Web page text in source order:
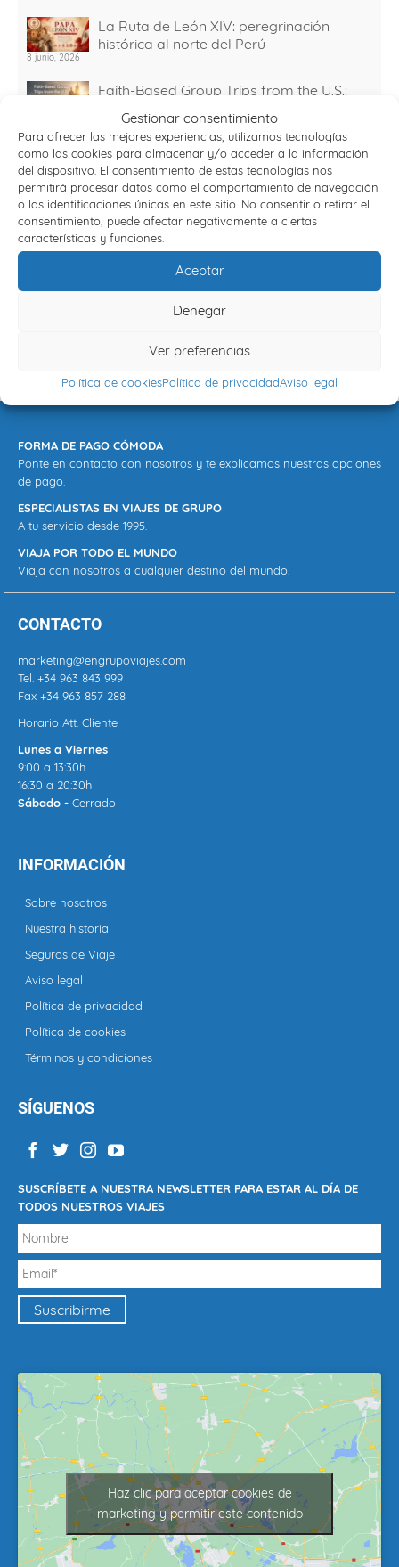
Gestionar consentimiento
Para ofrecer las mejores experiencias, utilizamos tecnologías
como las cookies para almacenar y/o acceder a la información
del dispositivo. El consentimiento de estas tecnologías nos
permitirá procesar datos como el comportamiento de navegación
o las identificaciones únicas en este sitio. No consentir o retirar el
consentimiento, puede afectar negativamente a ciertas
características y funciones.
Aceptar
Denegar
Ver preferencias
Política de cookiesPolítica de privacidadAviso legal
La Ruta de León XIV: peregrinación
histórica al norte del Perú
8 junio, 2026
Faith-Based Group Trips from the U.S.:
Abroad
10 febrero, 2026
Viajes Semana Santa 2026: destinos y
planes organizados
30 diciembre, 2025
Viajes con sentido: experiencias
espirituales que transforman tu forma de
Why Travel Agencies Partner with
26 junio, 2025
FORMA DE PAGO CÓMODA
Ponte en contacto con nosotros y te explicamos nuestras opciones
de pago.
ESPECIALISTAS EN VIAJES DE GRUPO
A tu servicio desde 1995.
VIAJA POR TODO EL MUNDO
Viaja con nosotros a cualquier destino del mundo.
CONTACTO
marketing@engrupoviajes.com
Tel. +34 963 843 999
Fax +34 963 857 288
Horario Att. Cliente
Lunes a Viernes
9:00 a 13:30h
16:30 a 20:30h
Sábado - Cerrado
INFORMACIÓN
Sobre nosotros
Nuestra historia
Seguros de Viaje
Aviso legal
Política de privacidad
Política de cookies
Términos y condiciones
SÍGUENOS
SUSCRÍBETE A NUESTRA NEWSLETTER PARA ESTAR AL DÍA DE
TODOS NUESTROS VIAJES
Haz clic para aceptar cookies de
marketing y permitir este contenido